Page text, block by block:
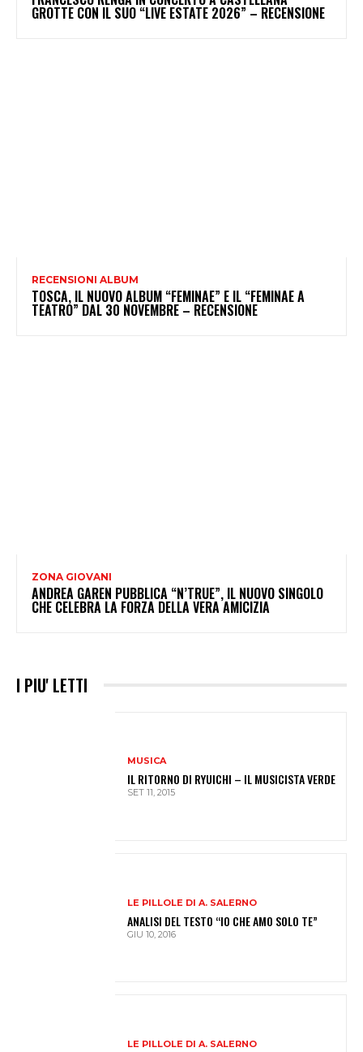
GROTTE CON IL SUO “LIVE ESTATE 2026” – RECENSIONE
RECENSIONI ALBUM
TOSCA, IL NUOVO ALBUM “FEMINAE” E IL “FEMINAE A
TEATRO” DAL 30 NOVEMBRE – RECENSIONE
ZONA GIOVANI
ANDREA GAREN PUBBLICA “N’TRUE”, IL NUOVO SINGOLO
CHE CELEBRA LA FORZA DELLA VERA AMICIZIA
I PIU' LETTI
MUSICA
IL RITORNO DI RYUICHI – IL MUSICISTA VERDE
SET 11, 2015
LE PILLOLE DI A. SALERNO
ANALISI DEL TESTO “IO CHE AMO SOLO TE”
GIU 10, 2016
LE PILLOLE DI A. SALERNO